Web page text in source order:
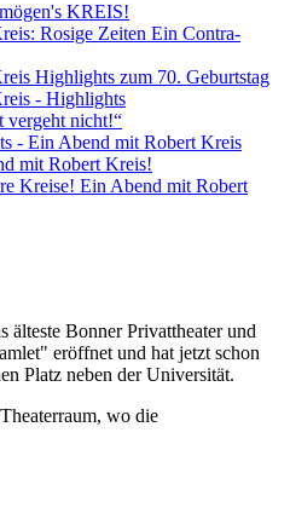
KREIS!
Rosige Zeiten Ein Contra-
Highlights zum 70. Geburtstag
- Highlights
vergeht nicht!“
- Ein Abend mit Robert Kreis
mit Robert Kreis!
Kreise! Ein Abend mit Robert
älteste Bonner Privattheater und
eröffnet und hat jetzt schon
Platz neben der Universität.
wo die